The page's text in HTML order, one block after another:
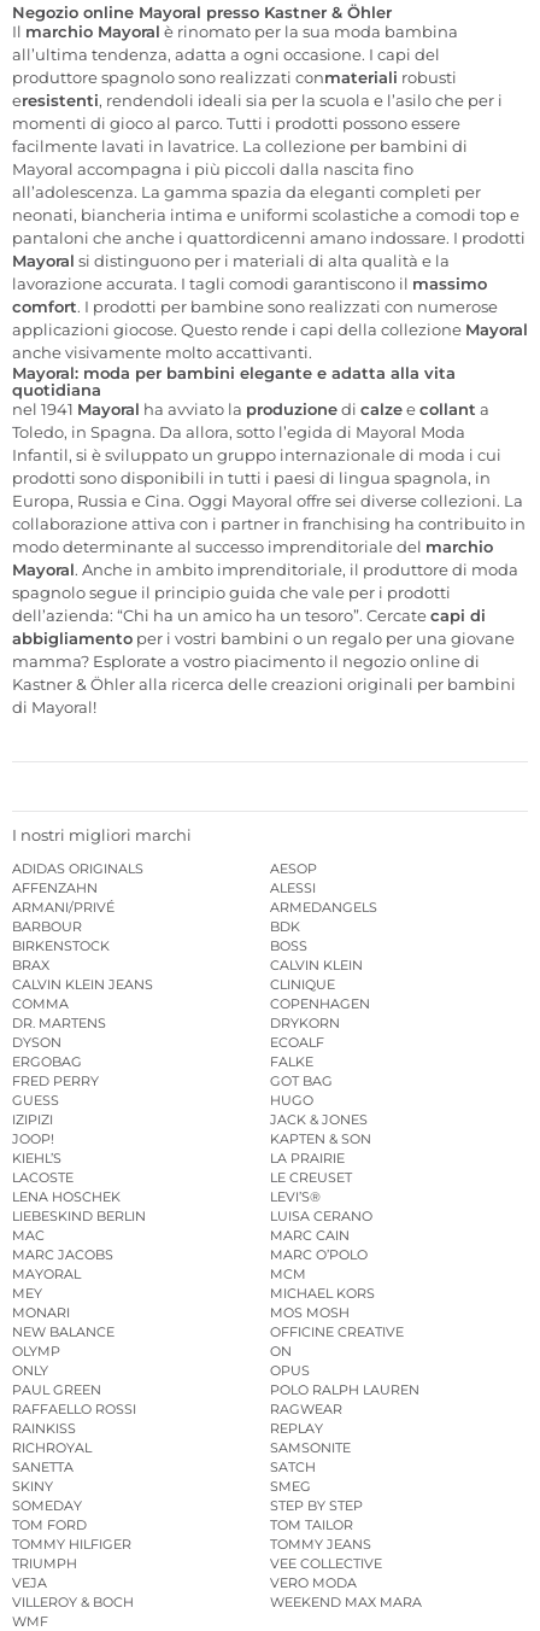
Negozio online Mayoral presso Kastner & Öhler
Il marchio Mayoral è rinomato per la sua moda bambina
all’ultima tendenza, adatta a ogni occasione. I capi del
produttore spagnolo sono realizzati conmateriali robusti
eresistenti, rendendoli ideali sia per la scuola e l’asilo che per i
momenti di gioco al parco. Tutti i prodotti possono essere
facilmente lavati in lavatrice. La collezione per bambini di
Mayoral accompagna i più piccoli dalla nascita fino
all’adolescenza. La gamma spazia da eleganti completi per
neonati, biancheria intima e uniformi scolastiche a comodi top e
pantaloni che anche i quattordicenni amano indossare. I prodotti
Mayoral si distinguono per i materiali di alta qualità e la
lavorazione accurata. I tagli comodi garantiscono il massimo
comfort. I prodotti per bambine sono realizzati con numerose
applicazioni giocose. Questo rende i capi della collezione Mayoral
anche visivamente molto accattivanti.
Mayoral: moda per bambini elegante e adatta alla vita
quotidiana
nel 1941 Mayoral ha avviato la produzionedi calzeecollant a
Toledo, in Spagna. Da allora, sotto l’egida di Mayoral Moda
Infantil, si è sviluppato un gruppo internazionale di moda i cui
prodotti sono disponibili in tutti i paesi di lingua spagnola, in
Europa, Russia e Cina. Oggi Mayoral offre sei diverse collezioni. La
collaborazione attiva con i partner in franchising ha contribuito in
modo determinante al successo imprenditoriale del marchio
Mayoral. Anche in ambito imprenditoriale, il produttore di moda
spagnolo segue il principio guida che vale per i prodotti
dell’azienda: “Chi ha un amico ha un tesoro”. Cercatecapi di
abbigliamento per i vostri bambini o un regalo per una giovane
mamma? Esplorate a vostro piacimento il negozio online di
Kastner & Öhler alla ricerca delle creazioni originali per bambini
di Mayoral!
I nostri migliori marchi
ADIDAS ORIGINALS
AESOP
AFFENZAHN
ALESSI
ARMANI/PRIVÉ
ARMEDANGELS
BARBOUR
BDK
BIRKENSTOCK
BOSS
BRAX
CALVIN KLEIN
CALVIN KLEIN JEANS
CLINIQUE
COMMA
COPENHAGEN
DR. MARTENS
DRYKORN
DYSON
ECOALF
ERGOBAG
FALKE
FRED PERRY
GOT BAG
GUESS
HUGO
IZIPIZI
JACK & JONES
JOOP!
KAPTEN & SON
KIEHL’S
LA PRAIRIE
LACOSTE
LE CREUSET
LENA HOSCHEK
LEVI’S®
LIEBESKIND BERLIN
LUISA CERANO
MAC
MARC CAIN
MARC JACOBS
MARC O’POLO
MAYORAL
MCM
MEY
MICHAEL KORS
MONARI
MOS MOSH
NEW BALANCE
OFFICINE CREATIVE
OLYMP
ON
ONLY
OPUS
PAUL GREEN
POLO RALPH LAUREN
RAFFAELLO ROSSI
RAGWEAR
RAINKISS
REPLAY
RICHROYAL
SAMSONITE
SANETTA
SATCH
SKINY
SMEG
SOMEDAY
STEP BY STEP
TOM FORD
TOM TAILOR
TOMMY HILFIGER
TOMMY JEANS
TRIUMPH
VEE COLLECTIVE
VEJA
VERO MODA
VILLEROY & BOCH
WEEKEND MAX MARA
WMF